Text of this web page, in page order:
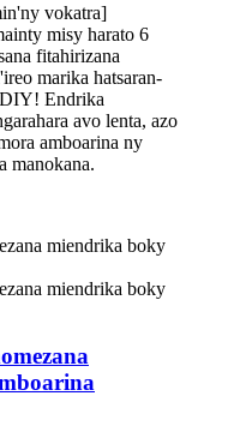
vokatra]
misy harato 6
fitahirizana
marika hatsaran-
Endrika
avo lenta, azo
amboarina ny
manokana.